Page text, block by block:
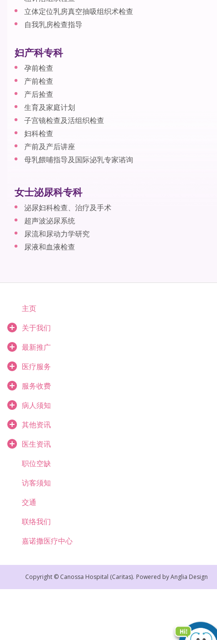
立体定位乳房真空抽吸组织术检查
自我乳房检查指导
妇产科专科
孕前检查
产前检查
产后捡查
生育及家庭计划
子宫镜检查及活组织检查
妇科检查
产前及产后讲座
母乳餵哺指导及国际泌乳专家谘询
女士泌尿科专科
泌尿妇科检查、治疗及手术
超声波泌尿系统
尿流和尿动力学研究
尿液和血液检查
主页
关于我们
最新推广
医疗服务
服务收费
病人须知
其他资讯
医生资讯
职位空缺
访客须知
交通
联络我们
嘉诺撒医疗中心
Copyright © Canossa Hospital (Caritas). Powered byAnglia Design